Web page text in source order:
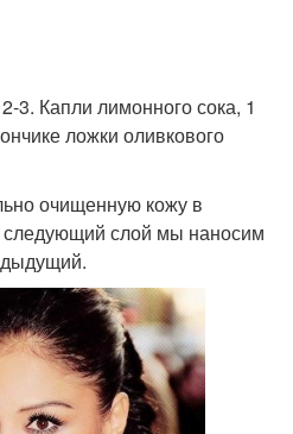
3. Капли лимонного сока, 1
ложки оливкового
очищенную кожу в
следующий слой мы наносим